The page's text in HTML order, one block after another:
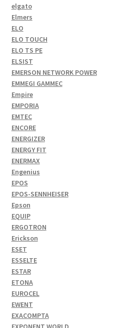
elgato
Elmers
ELO
ELO TOUCH
ELO TS PE
ELSIST
EMERSON NETWORK POWER
EMMEGI GAMMEC
Empire
EMPORIA
EMTEC
ENCORE
ENERGIZER
ENERGY FIT
ENERMAX
Engenius
EPOS
EPOS-SENNHEISER
Epson
EQUIP
ERGOTRON
Erickson
ESET
ESSELTE
ESTAR
ETONA
EUROCEL
EWENT
EXACOMPTA